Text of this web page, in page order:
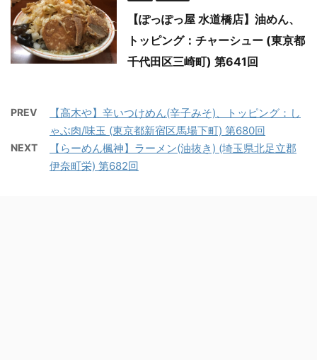
【ぽっぽっ屋 水道橋店】油めん、
トッピング：チャーシュー (東京都
千代田区三崎町) 第641回
PREV
【高木や】辛いつけめん(辛子みそ)、トッピング：し
ゃぶ肉/味玉 (東京都新宿区馬場下町) 第680回
NEXT
【らーめん楓神】ラーメン(油抜き) (埼玉県北足立郡
伊奈町栄) 第682回